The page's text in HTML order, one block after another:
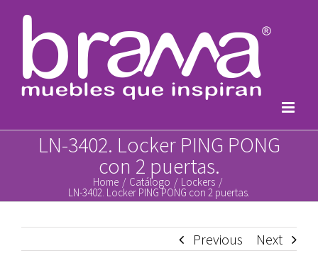
content
LN-3402. Locker PING PONG
con 2 puertas.
Home / Catálogo / Lockers /
LN-3402. Locker PING PONG con 2 puertas.
Previous Next